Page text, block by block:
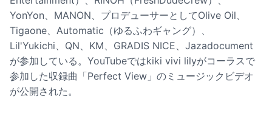
YonYon、MANON、プロデューサーとしてOlive Oil、
Tigaone、Automatic（ゆるふわギャング）、
Lil'Yukichi、QN、KM、GRADIS NICE、Jazadocument
が参加している。YouTubeではkiki vivi lilyがコーラスで
参加した収録曲「Perfect View」のミュージックビデオ
が公開された。